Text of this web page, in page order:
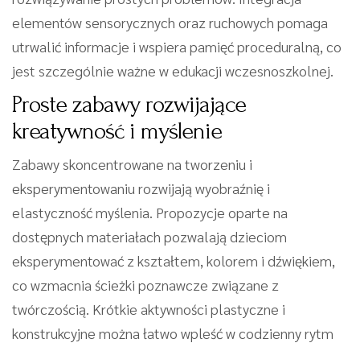
elementów sensorycznych oraz ruchowych pomaga
utrwalić informacje i wspiera pamięć proceduralną, co
jest szczególnie ważne w edukacji wczesnoszkolnej.
Proste zabawy rozwijające
kreatywność i myślenie
Zabawy skoncentrowane na tworzeniu i
eksperymentowaniu rozwijają wyobraźnię i
elastyczność myślenia. Propozycje oparte na
dostępnych materiałach pozwalają dzieciom
eksperymentować z kształtem, kolorem i dźwiękiem,
co wzmacnia ścieżki poznawcze związane z
twórczością. Krótkie aktywności plastyczne i
konstrukcyjne można łatwo wpleść w codzienny rytm